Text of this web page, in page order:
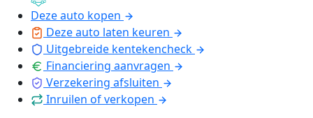
Deze auto kopen
Deze auto laten keuren
Uitgebreide kentekencheck
Financiering aanvragen
Verzekering afsluiten
Inruilen of verkopen